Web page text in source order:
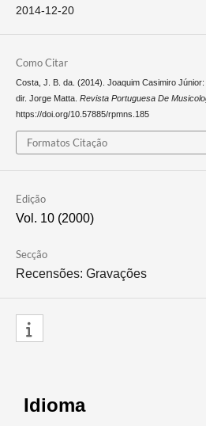
2014-12-20
Como Citar
Costa, J. B. da. (2014). Joaquim Casimiro
dir. Jorge Matta. Revista Portuguesa De
https://doi.org/10.57885/rpmns.185
Formatos Citação
Edição
Vol. 10 (2000)
Secção
Recensões: Gravações
Idioma